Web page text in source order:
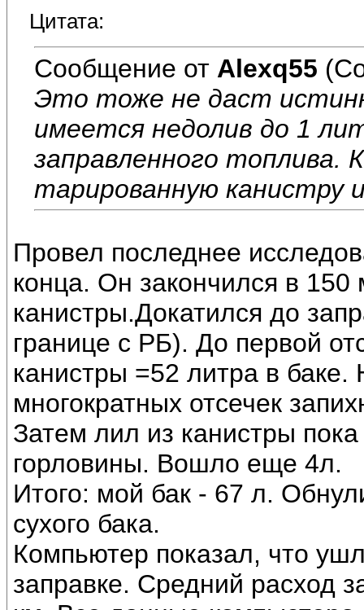
Цитата:
Сообщение от Alexq55
Это тоже не даст
имеется недолив до 1
заправленного топлива.
тарированную канистру
Провел последнее
конца. Он закончился в
канистры.Докатился до
границе с РБ). До первой
канистры =52 литра в
многократных отсечек
Затем лил из канистры
горловины. Вошло еще 4л.
Итого: мой бак - 67 л.
сухого бака.
Компьютер показал, что
заправке. Средний расход